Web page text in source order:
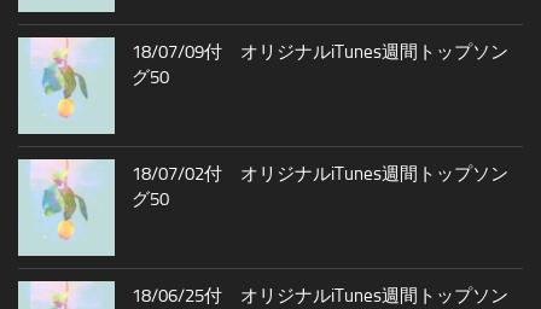
18/07/09付 オリジナルiTunes週間トップソン
グ50
18/07/02付 オリジナルiTunes週間トップソン
グ50
18/06/25付 オリジナルiTunes週間トップソン